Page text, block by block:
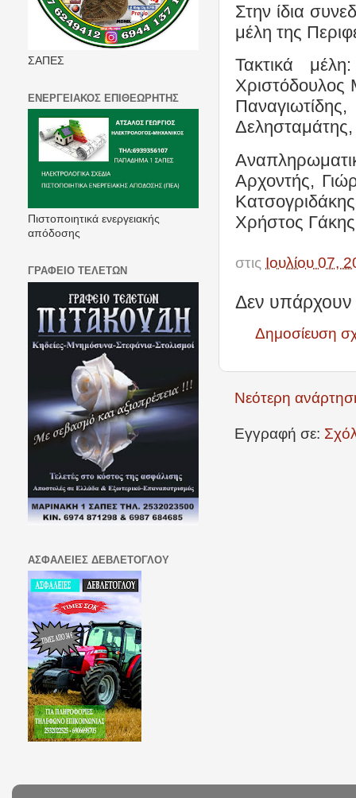
Στην ίδια
μέλη της
Τακτικά
Χριστόδουλος
Δελησταμάτης,
Αρχοντής,
Χρήστος
στις Ιουλίου 07,
Δεν υπάρχουν
Δημοσίευση
Νεότερη
Εγγραφή σε:
ΣΑΠΕΣ
ΕΝΕΡΓΕΙΑΚΟΣ ΕΠΙΘΕΩΡΗΤΗΣ
Πιστοποιητικά ενεργειακής
απόδοσης
ΓΡΑΦΕΙΟ ΤΕΛΕΤΩΝ
ΑΣΦΑΛΕΙΕΣ ΔΕΒΛΕΤΟΓΛΟΥ